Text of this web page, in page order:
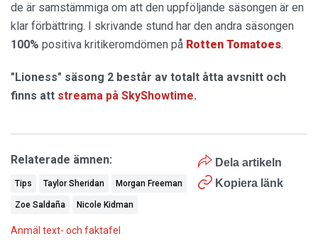
de är samstämmiga om att den uppföljande säsongen är en
klar förbättring. I skrivande stund har den andra säsongen
100% positiva kritikeromdömen på Rotten Tomatoes.
"Lioness" säsong 2 består av totalt åtta avsnitt och
finns att streama på SkyShowtime.
Dela artikeln
Kopiera länk
Relaterade ämnen:
Tips Taylor Sheridan Morgan Freeman
Zoe Saldaña Nicole Kidman
Anmäl text- och faktafel